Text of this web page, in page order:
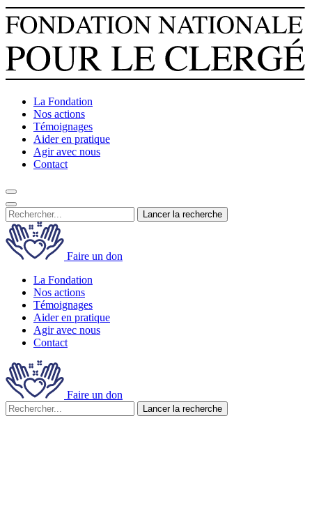
La Fondation
Nos actions
Témoignages
Aider en pratique
Agir avec nous
Contact
Lancer la recherche
Faire un don
La Fondation
Nos actions
Témoignages
Aider en pratique
Agir avec nous
Contact
Faire un don
Lancer la recherche